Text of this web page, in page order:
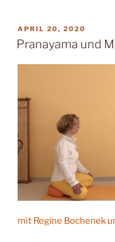
VERÖFFENTLICHT
AM
APRIL 20, 2020
Pranayama und
mit Regine Bochenek